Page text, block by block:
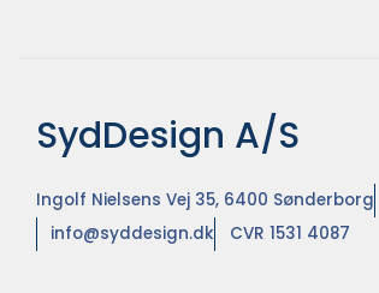
SydDesign A/S
Ingolf Nielsens Vej 35, 6400 Sønderborg
info@syddesign.dk
CVR 1531 4087